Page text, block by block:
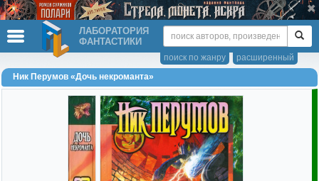
ЛАБОРАТОРИЯ
ФАНТАСТИКИ
расширенный
поиск по жанру
Ник Перумов «Дочь некроманта»